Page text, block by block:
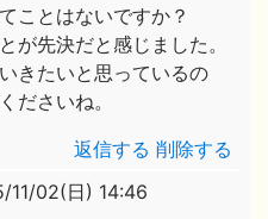
ことはないですか？
が先決だと感じました。
きたいと思っているの
ださいね。
返信する 削除する
11/02(日) 14:46